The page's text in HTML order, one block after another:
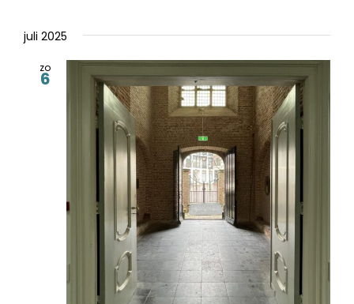
juli 2025
zo
6